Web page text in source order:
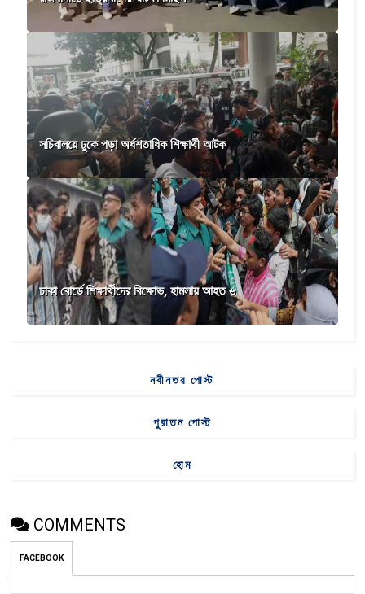
সচিবালয়ে ঢুকে পড়া অর্ধশতাধিক শিক্ষার্থী আটক
ঢাকা বোর্ডে শিক্ষার্থীদের বিক্ষোভ, হামলায় আহত ৬
নবীনতর পোস্ট
পুরাতন পোস্ট
হোম
COMMENTS
FACEBOOK